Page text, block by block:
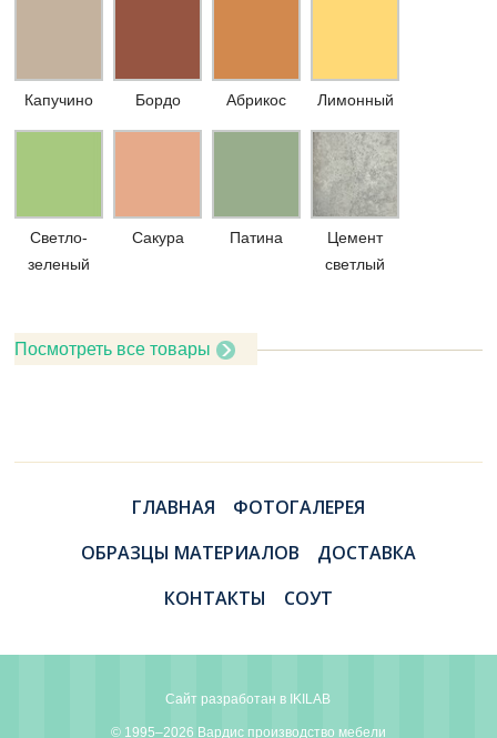
Капучино Бордо Абрикос Лимонный
Светло-
зеленый
Сакура Патина
Цемент
светлый
Посмотреть все товары
ГЛАВНАЯ
ФОТОГАЛЕРЕЯ
ОБРАЗЦЫ МАТЕРИАЛОВ
ДОСТАВКА
КОНТАКТЫ
СОУТ
Сайт разработан в IKILAB
© 1995–2026 Вардис производство мебели